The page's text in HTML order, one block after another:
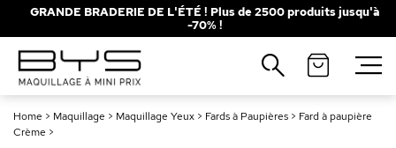
GRANDE BRADERIE DE L'ÉTÉ ! Plus de 2500 produits jusqu'à
-70% !
Home > Maquillage > Maquillage Yeux > Fards à Paupières > Fard à paupière
Crème >
Fermer
Recherches populaires
Mascara
Palette